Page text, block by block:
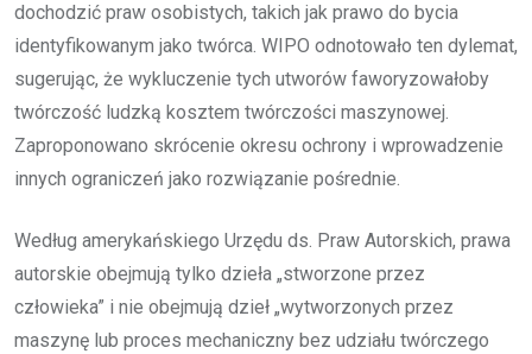
dochodzić praw osobistych, takich jak prawo do bycia
identyfikowanym jako twórca. WIPO odnotowało ten dylemat,
sugerując, że wykluczenie tych utworów faworyzowałoby
twórczość ludzką kosztem twórczości maszynowej.
Zaproponowano skrócenie okresu ochrony i wprowadzenie
innych ograniczeń jako rozwiązanie pośrednie.
Według amerykańskiego Urzędu ds. Praw Autorskich, prawa
autorskie obejmują tylko dzieła „stworzone przez
człowieka” i nie obejmują dzieł „wytworzonych przez
maszynę lub proces mechaniczny bez udziału twórczego